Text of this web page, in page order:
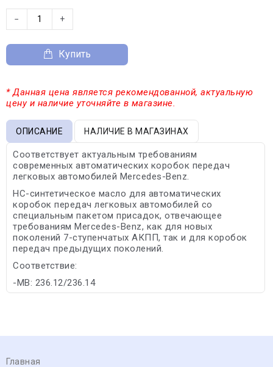
− +
Купить
* Данная цена является рекомендованной, актуальную
цену и наличие уточняйте в магазине.
ОПИСАНИЕ НАЛИЧИЕ В МАГАЗИНАХ
Соответствует актуальным требованиям
современных автоматических коробок передач
легковых автомобилей Mercedes-Benz.
HC-синтетическое масло для автоматических
коробок передач легковых автомобилей со
специальным пакетом присадок, отвечающее
требованиям Mercedes-Benz, как для новых
поколений 7-ступенчатых АКПП, так и для коробок
передач предыдущих поколений.
Соответствие:
-MB: 236.12/236.14
Главная